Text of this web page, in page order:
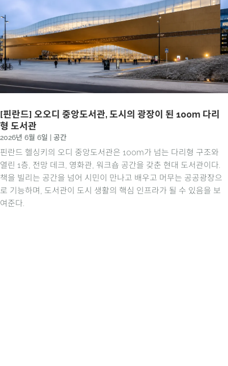
[핀란드] 오오디 중앙도서관, 도시의 광장이 된 100m 다리
형 도서관
2026년 6월 6일 공간
핀란드 헬싱키의 오디 중앙도서관은 100m가 넘는 다리형 구조와
열린 1층, 전망 데크, 영화관, 워크숍 공간을 갖춘 현대 도서관이다.
책을 빌리는 공간을 넘어 시민이 만나고 배우고 머무는 공공광장으
로 기능하며, 도서관이 도시 생활의 핵심 인프라가 될 수 있음을 보
여준다.